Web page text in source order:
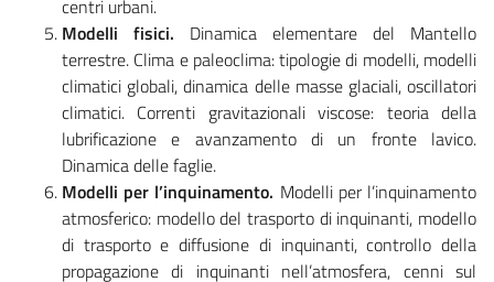
centri urbani.
Modelli fisici. Dinamica elementare del Mantello
terrestre. Clima e paleoclima: tipologie di modelli, modelli
climatici globali, dinamica delle masse glaciali, oscillatori
climatici. Correnti gravitazionali viscose: teoria della
lubrificazione e avanzamento di un fronte lavico.
Dinamica delle faglie.
Modelli per l’inquinamento. Modelli per l’inquinamento
atmosferico: modello del trasporto di inquinanti, modello
di trasporto e diffusione di inquinanti, controllo della
propagazione di inquinanti nell’atmosfera, cenni sul